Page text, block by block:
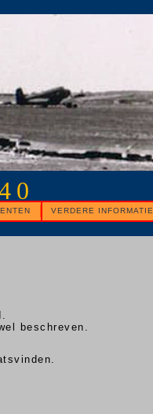
VERDERE INFORMATIE
beschreven.